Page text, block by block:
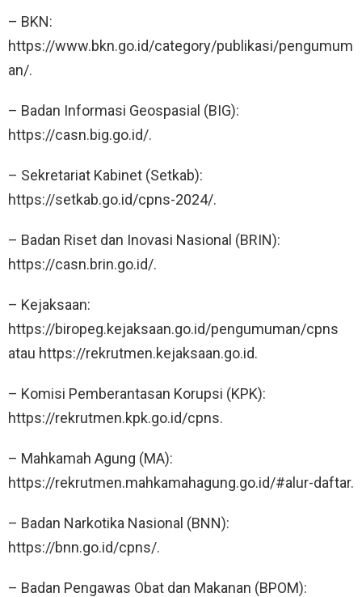
– BKN:
https://www.bkn.go.id/category/publikasi/pengumum
an/.
– Badan Informasi Geospasial (BIG):
https://casn.big.go.id/.
– Sekretariat Kabinet (Setkab):
https://setkab.go.id/cpns-2024/.
– Badan Riset dan Inovasi Nasional (BRIN):
https://casn.brin.go.id/.
– Kejaksaan:
https://biropeg.kejaksaan.go.id/pengumuman/cpns
atau https://rekrutmen.kejaksaan.go.id.
– Komisi Pemberantasan Korupsi (KPK):
https://rekrutmen.kpk.go.id/cpns.
– Mahkamah Agung (MA):
https://rekrutmen.mahkamahagung.go.id/#alur-daftar.
– Badan Narkotika Nasional (BNN):
https://bnn.go.id/cpns/.
– Badan Pengawas Obat dan Makanan (BPOM):